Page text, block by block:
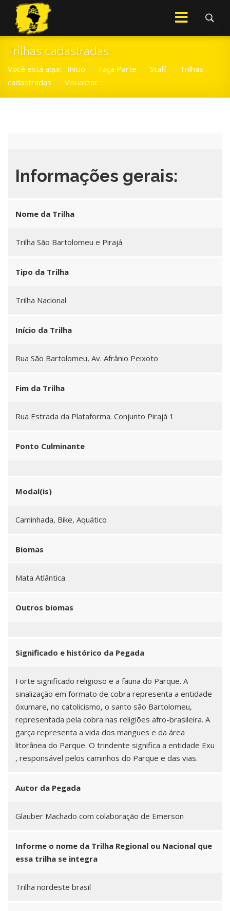
Trilhas cadastradas
Você está aqui: Início / Faça Parte / Staff / Trilhas
cadastradas / Visualizar
Informações gerais:
Nome da Trilha
Trilha São Bartolomeu e Pirajá
Tipo da Trilha
Trilha Nacional
Início da Trilha
Rua São Bartolomeu, Av. Afrânio Peixoto
Fim da Trilha
Rua Estrada da Plataforma. Conjunto Pirajá 1
Ponto Culminante
Modal(is)
Caminhada, Bike, Aquático
Biomas
Mata Atlântica
Outros biomas
Significado e histórico da Pegada
Forte significado religioso e a fauna do Parque. A
sinalização em formato de cobra representa a entidade
óxumare, no catolicismo, o santo são Bartolomeu,
representada pela cobra nas religiões afro-brasileira. A
garça representa a vida dos mangues e da área
litorânea do Parque. O trindente significa a entidade Exu
, responsável pelos caminhos do Parque e das vias.
Autor da Pegada
Glauber Machado com colaboração de Emerson
Informe o nome da Trilha Regional ou Nacional que
essa trilha se integra
Trilha nordeste brasil